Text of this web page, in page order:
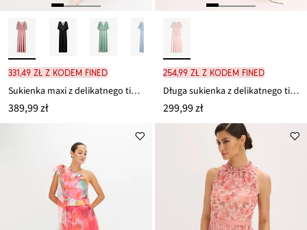
331,49 zł z kodem FINED
Sukienka maxi z delikatnego tiulu z aplikacją z cekinami
389,99 zł
254,99 zł z kodem FINED
Długa sukienka z delikatnego tiulu, z haftem z cekinów
299,99 zł